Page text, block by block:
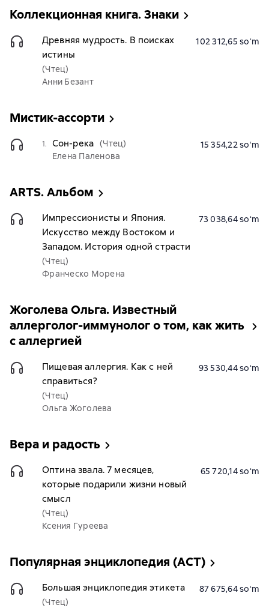
Коллекционная книга. Знаки
Древняя мудрость. В поисках
истины
(Чтец)
Анни Безант
102 312,65 soʻm
Мистик-ассорти
1. Сон-река (Чтец)
Елена Паленова
15 354,22 soʻm
ARTS. Альбом
Импрессионисты и Япония.
Искусство между Востоком и
Западом. История одной страсти
(Чтец)
Франческо Морена
73 038,64 soʻm
Жоголева Ольга. Известный
аллерголог-иммунолог о том, как жить
с аллергией
Пищевая аллергия. Как с ней
справиться?
(Чтец)
Ольга Жоголева
93 530,44 soʻm
Вера и радость
Оптина звала. 7 месяцев,
которые подарили жизни новый
смысл
(Чтец)
Ксения Гуреева
65 720,14 soʻm
Популярная энциклопедия (АСТ)
Большая энциклопедия этикета
(Чтец)
87 675,64 soʻm